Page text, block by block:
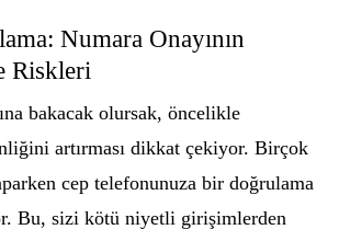
Numara Onayının
Riskleri
bakacak olursak, öncelikle
artırması dikkat çekiyor. Birçok
cep telefonunuza bir doğrulama
Bu, sizi kötü niyetli girişimlerden